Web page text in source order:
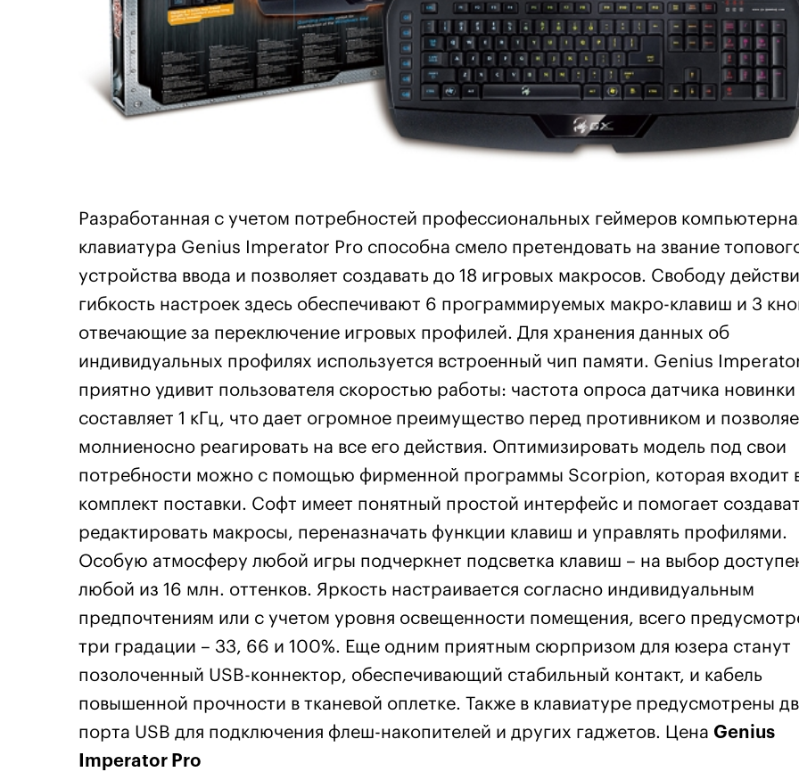
Разработанная с учетом потребностей профессиональных геймеров
клавиатура Genius Imperator Pro способна смело претендовать на звание
устройства ввода и позволяет создавать до 18 игровых макросов. Свободу
гибкость настроек здесь обеспечивают 6 программируемых макро-клавиш и 3
отвечающие за переключение игровых профилей. Для хранения данных об
индивидуальных профилях используется встроенный чип памяти. Genius
приятно удивит пользователя скоростью работы: частота опроса датчика новинки
составляет 1 кГц, что дает огромное преимущество перед противником и
молниеносно реагировать на все его действия. Оптимизировать модель под свои
потребности можно с помощью фирменной программы Scorpion, которая входит
комплект поставки. Софт имеет понятный простой интерфейс и помогает
редактировать макросы, переназначать функции клавиш и управлять профилями.
Особую атмосферу любой игры подчеркнет подсветка клавиш – на выбор
любой из 16 млн. оттенков. Яркость настраивается согласно индивидуальным
предпочтениям или с учетом уровня освещенности помещения, всего
три градации – 33, 66 и 100%. Еще одним приятным сюрпризом для юзера станут
позолоченный USB-коннектор, обеспечивающий стабильный контакт, и кабель
повышенной прочности в тканевой оплетке. Также в клавиатуре предусмотрены
порта USB для подключения флеш-накопителей и других гаджетов. Цена Genius
Imperator Pro